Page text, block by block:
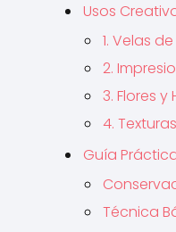
Usos
1. Velas
2.
3. Flores
4.
Guía
Técnica